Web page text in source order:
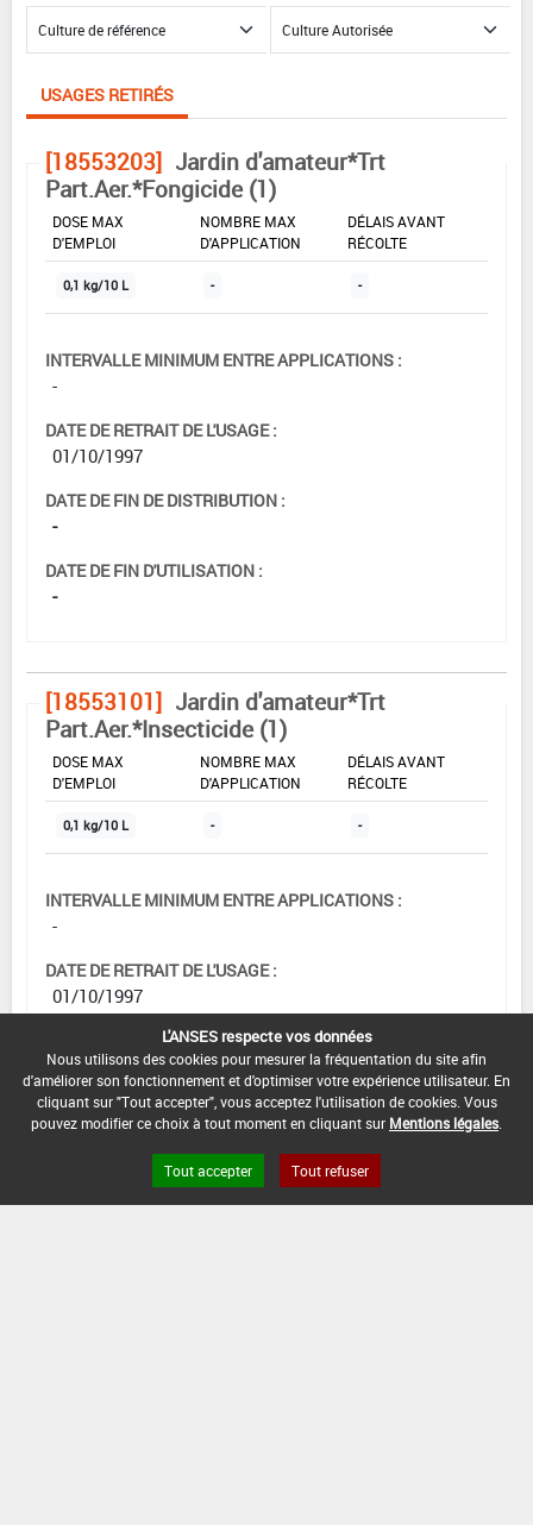
USAGES RETIRÉS
[18553203] Jardin d'amateur*Trt
Part.Aer.*Fongicide (1)
DOSE MAX
D'EMPLOI
NOMBRE MAX
D'APPLICATION
DÉLAIS AVANT
RÉCOLTE
0,1 kg/10 L - -
INTERVALLE MINIMUM ENTRE APPLICATIONS :
-
DATE DE RETRAIT DE L'USAGE :
01/10/1997
DATE DE FIN DE DISTRIBUTION :
-
DATE DE FIN D'UTILISATION :
-
[18553101] Jardin d'amateur*Trt
Part.Aer.*Insecticide (1)
DOSE MAX
D'EMPLOI
NOMBRE MAX
D'APPLICATION
DÉLAIS AVANT
RÉCOLTE
0,1 kg/10 L - -
INTERVALLE MINIMUM ENTRE APPLICATIONS :
-
DATE DE RETRAIT DE L'USAGE :
01/10/1997
DATE DE FIN DE DISTRIBUTION :
-
DATE DE FIN D'UTILISATION :
-
L'ANSES respecte vos données
Nous utilisons des cookies pour mesurer la fréquentation du site afin
d'améliorer son fonctionnement et d'optimiser votre expérience utilisateur. En
cliquant sur "Tout accepter", vous acceptez l'utilisation de cookies. Vous
pouvez modifier ce choix à tout moment en cliquant sur Mentions légales
Tout accepter Tout refuser